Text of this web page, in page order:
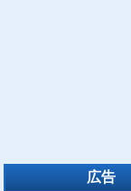
広告